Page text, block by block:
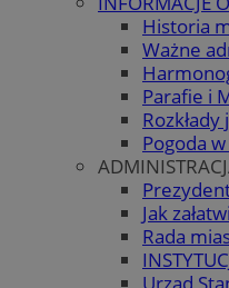
Historia
Ważne
Parafie i
Pogoda
Jak
Rada